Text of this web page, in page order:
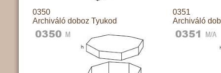
0350
Archiváló doboz Tyukod
0351
Archiváló